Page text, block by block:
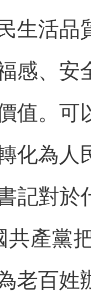
生活品
感、安
值。可
化為人
記對於
共產黨
老百姓